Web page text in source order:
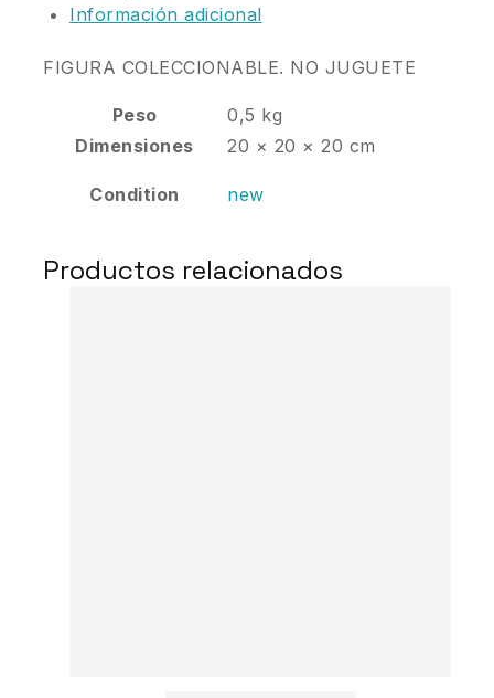
Información adicional
FIGURA COLECCIONABLE. NO JUGUETE
Peso
0,5 kg
Dimensiones
20 × 20 × 20 cm
Condition new
Productos relacionados